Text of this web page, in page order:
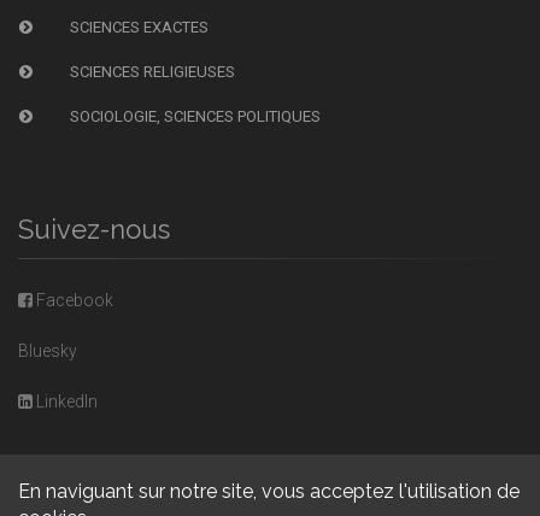
En naviguant sur notre site, vous acceptez l'utilisation de
SCIENCES EXACTES
SCIENCES RELIGIEUSES
SOCIOLOGIE, SCIENCES POLITIQUES
Suivez-nous
Facebook
Bluesky
LinkedIn